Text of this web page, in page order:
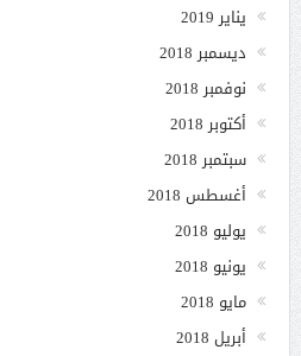
يناير 2019
ديسمبر 2018
نوفمبر 2018
أكتوبر 2018
سبتمبر 2018
أغسطس 2018
يوليو 2018
يونيو 2018
مايو 2018
أبريل 2018